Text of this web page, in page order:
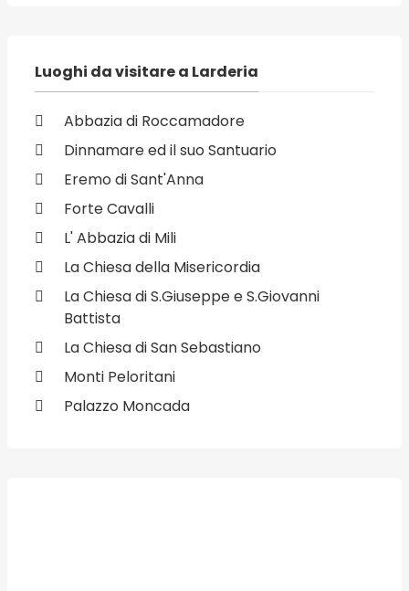
Luoghi da visitare a Larderia
Abbazia di Roccamadore
Dinnamare ed il suo Santuario
Eremo di Sant'Anna
Forte Cavalli
L' Abbazia di Mili
La Chiesa della Misericordia
La Chiesa di S.Giuseppe e S.Giovanni
Battista
La Chiesa di San Sebastiano
Monti Peloritani
Palazzo Moncada